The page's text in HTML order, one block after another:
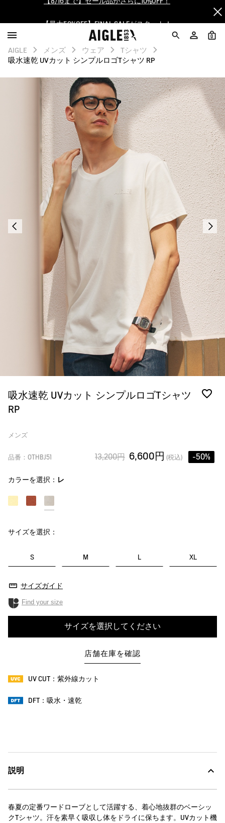
ログイン/会員登録で送料＆返品無料
AIGLE CLUB ポイントサービス終了のお知らせ
【8/16まで】セール品がさらに10%OFF！
【最大50%OFF】FINAL SALEがスタート！
ログイン/会員登録で送料＆返品無料
AIGLE CLUB ポイントサービス終了のお知らせ
0
AIGLE メンズ ウェア
Tシャツ
吸水速乾 UVカット シンプルロゴTシャツ RP
吸水速乾 UVカット シンプルロゴTシャツ
RP
メンズ
品番：OTHBJ51 13,200円 6,600円 (税込) -50%
カラーを選択： レ
サイズを選択：
S M L XL
サイズガイド
Find your size
サイズを選択してください
店舗在庫を確認
UV CUT：紫外線カット
DFT：吸水・速乾
説明
春夏の定番ワードローブとして活躍する、着心地抜群のベーシッ
クTシャツ。汗を素早く吸収し体をドライに保ちます。UVカット機